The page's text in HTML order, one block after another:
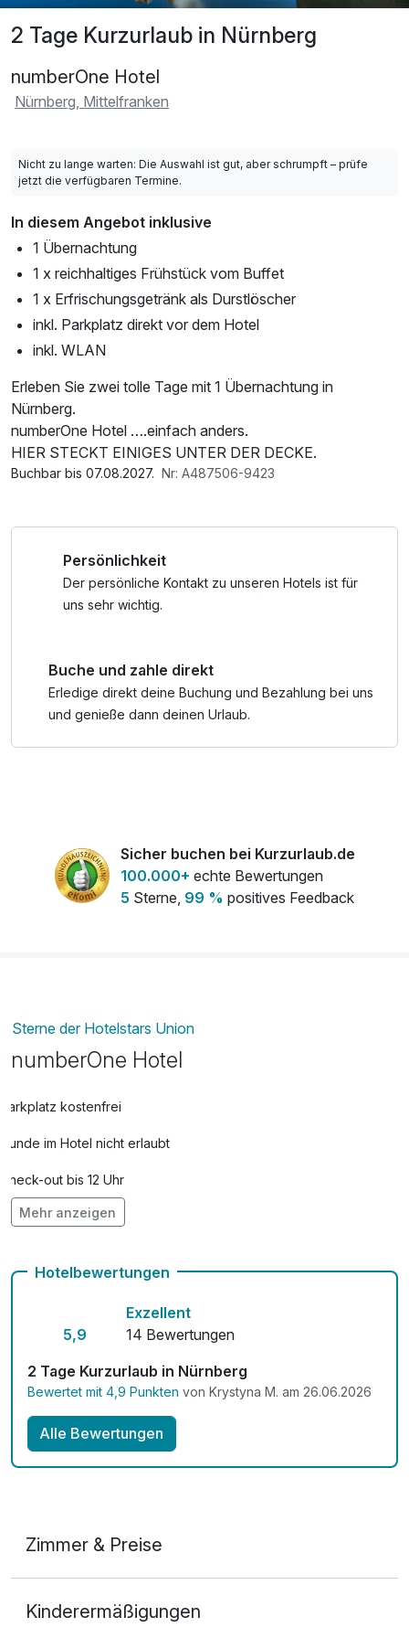
2 Tage Kurzurlaub in Nürnberg
numberOne Hotel
Nürnberg, Mittelfranken
Nicht zu lange warten: Die Auswahl ist gut, aber schrumpft – prüfe
jetzt die verfügbaren Termine.
In diesem Angebot inklusive
1 Übernachtung
1 x reichhaltiges Frühstück vom Buffet
1 x Erfrischungsgetränk als Durstlöscher
inkl. Parkplatz direkt vor dem Hotel
inkl. WLAN
Erleben Sie zwei tolle Tage mit 1 Übernachtung in
Nürnberg.
numberOne Hotel ….einfach anders.
HIER STECKT EINIGES UNTER DER DECKE.
Buchbar bis 07.08.2027. Nr: A487506-9423
Persönlichkeit
Der persönliche Kontakt zu unseren Hotels ist für
uns sehr wichtig.
Buche und zahle direkt
Erledige direkt deine Buchung und Bezahlung bei uns
und genieße dann deinen Urlaub.
Sicher buchen bei Kurzurlaub.de
100.000+ echte Bewertungen
5 Sterne, 99 % positives Feedback
Sterne der Hotelstars Union
numberOne Hotel
Parkplatz kostenfrei
Hunde im Hotel nicht erlaubt
Check-out bis 12 Uhr
Kostenloses W-LAN
Mehr anzeigen
Hotelbewertungen
5,9
Exzellent
14 Bewertungen
2 Tage Kurzurlaub in Nürnberg
Bewertet mit 4,9 Punkten von Krystyna M. am 26.06.2026
Alle Bewertungen
Zimmer & Preise
2 Erwachsene und 1 Kind
Kinderermäßigungen